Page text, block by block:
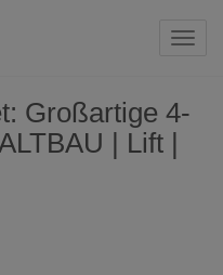
Großartige 4-
| Lift |